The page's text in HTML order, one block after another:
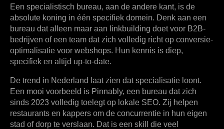
Een specialistisch bureau, aan de andere kant, is de
absolute koning in één specifiek domein. Denk aan een
bureau dat alleen maar aan linkbuilding doet voor B2B-
bedrijven of een team dat zich volledig richt op conversie-
optimalisatie voor webshops. Hun kennis is diep,
specifiek en altijd up-to-date.
De trend in Nederland laat zien dat specialisatie loont.
Een mooi voorbeeld is Pinnably, een bureau dat zich
sinds 2023 volledig toelegt op lokale SEO. Zij helpen
restaurants en kappers om de concurrentie in hun eigen
stad of dorp te verslaan. Dat is een skill die veel